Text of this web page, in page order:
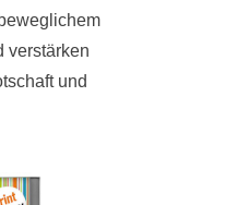
verstärken
und